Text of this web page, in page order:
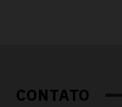
CONTATO